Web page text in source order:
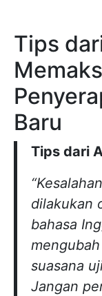
Tips
Baru
Tips dari
dilakukan
bahasa
suasana
Jangan